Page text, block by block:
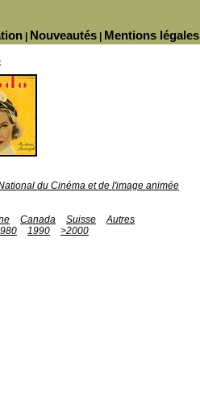
Mentions légales
Nouveautés
du Cinéma et de l'image animée
Canada Suisse
Autres
1990
>2000